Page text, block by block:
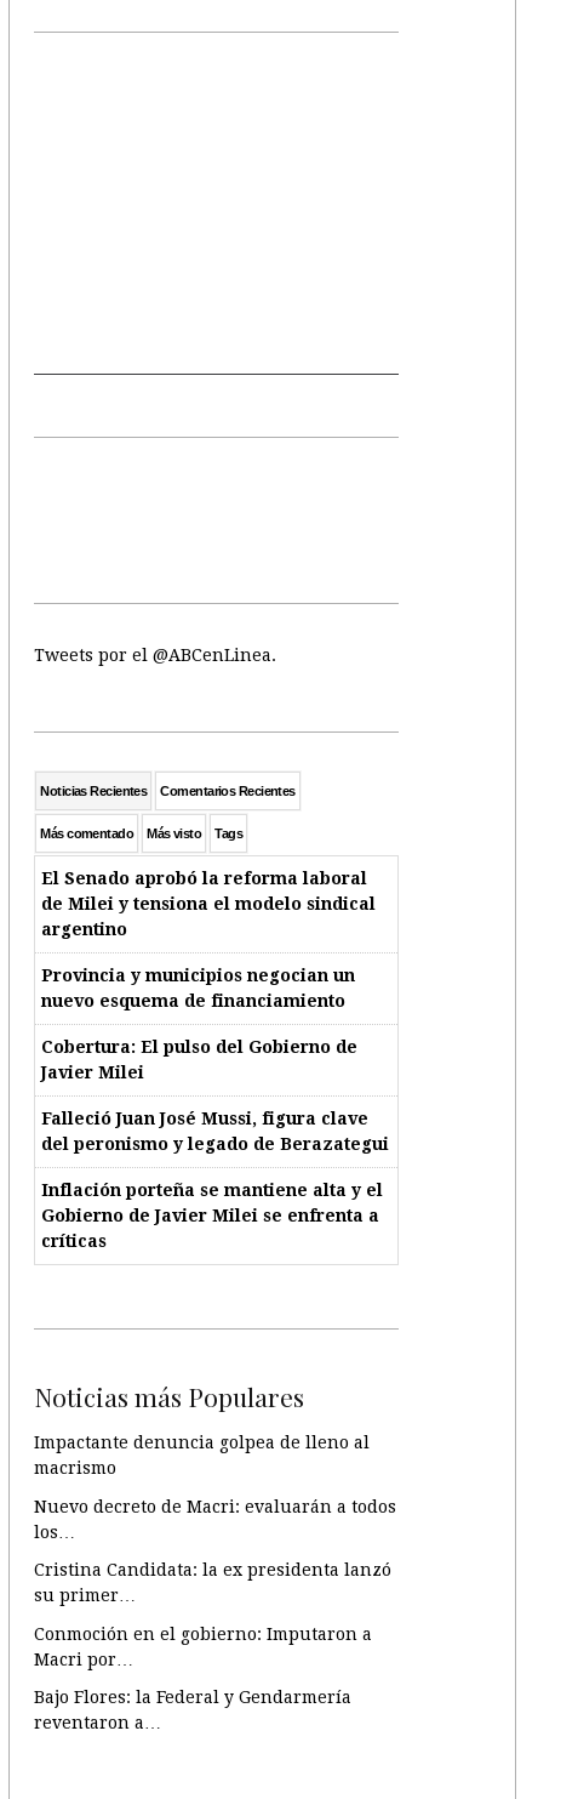
Tweets por el @ABCenLinea.
Noticias Recientes Comentarios Recientes
Más comentado Más visto Tags
El Senado aprobó la reforma laboral
de Milei y tensiona el modelo sindical
argentino
Provincia y municipios negocian un
nuevo esquema de financiamiento
Cobertura: El pulso del Gobierno de
Javier Milei
Falleció Juan José Mussi, figura clave
del peronismo y legado de Berazategui
Inflación porteña se mantiene alta y el
Gobierno de Javier Milei se enfrenta a
críticas
Noticias más Populares
Impactante denuncia golpea de lleno al
macrismo
Nuevo decreto de Macri: evaluarán a todos
los…
Cristina Candidata: la ex presidenta lanzó
su primer…
Conmoción en el gobierno: Imputaron a
Macri por…
Bajo Flores: la Federal y Gendarmería
reventaron a…